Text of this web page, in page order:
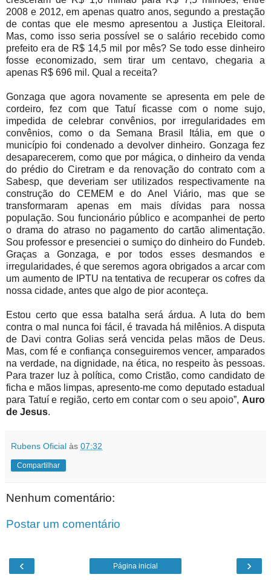
2008 e 2012, em apenas quatro anos, segundo a prestação
de contas que ele mesmo apresentou a Justiça Eleitoral.
Mas, como isso seria possível se o salário recebido como
prefeito era de R$ 14,5 mil por mês? Se todo esse dinheiro
fosse economizado, sem tirar um centavo, chegaria a
apenas R$ 696 mil. Qual a receita?
Gonzaga que agora novamente se apresenta em pele de
cordeiro, fez com que Tatuí ficasse com o nome sujo,
impedida de celebrar convênios, por irregularidades em
convênios, como o da Semana Brasil Itália, em que o
município foi condenado a devolver dinheiro. Gonzaga fez
desaparecerem, como que por mágica, o dinheiro da venda
do prédio do Ciretram e da renovação do contrato com a
Sabesp, que deveriam ser utilizados respectivamente na
construção do CEMEM e do Anel Viário, mas que se
transformaram apenas em mais dívidas para nossa
população. Sou funcionário público e acompanhei de perto
o drama do atraso no pagamento do cartão alimentação.
Sou professor e presenciei o sumiço do dinheiro do Fundeb.
Graças a Gonzaga, e por todos esses desmandos e
irregularidades, é que seremos agora obrigados a arcar com
um aumento de IPTU na tentativa de recuperar os cofres da
nossa cidade, antes que algo de pior aconteça.
Estou certo que essa batalha será árdua. A luta do bem
contra o mal nunca foi fácil, é travada há milênios. A disputa
de Davi contra Golias será vencida pelas mãos de Deus.
Mas, com fé e confiança conseguiremos vencer, amparados
na verdade, na dignidade, na ética, no respeito às pessoas.
Para trazer luz à política, como Cristão, como candidato de
ficha e mãos limpas, apresento-me como deputado estadual
para Tatuí e região, certo em contar com o seu apoio”, Auro
de Jesus.
Rubens Oficial às 07:32
Compartilhar
Nenhum comentário:
Postar um comentário
‹ ›
Página inicial